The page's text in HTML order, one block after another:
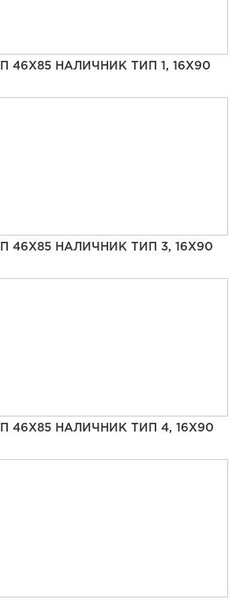
46Х85 НАЛИЧНИК ТИП 1, 16Х90
46Х85 НАЛИЧНИК ТИП 3, 16Х90
46Х85 НАЛИЧНИК ТИП 4, 16Х90